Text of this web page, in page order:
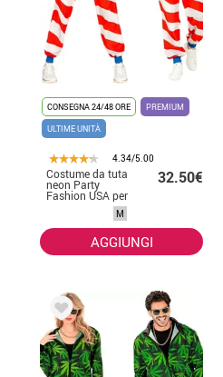
CONSEGNA 24/48 ORE
PREMIUM
ULTIME UNITÀ
4.34/5.00
Costume da tuta
neon Party
Fashion USA per
32.50€
M
AGGIUNGI